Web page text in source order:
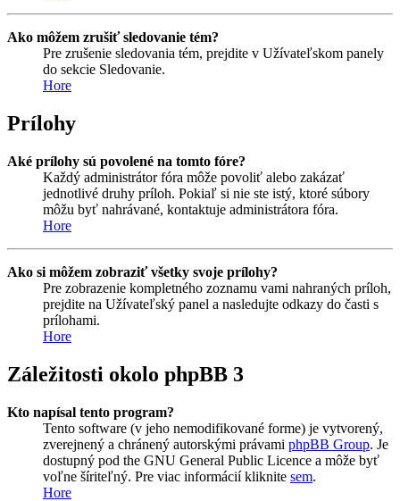
Ako môžem zrušiť sledovanie tém?
Pre zrušenie sledovania tém, prejdite v Užívateľskom panely
do sekcie Sledovanie.
Hore
Prílohy
Aké prílohy sú povolené na tomto fóre?
Každý administrátor fóra môže povoliť alebo zakázať
jednotlivé druhy príloh. Pokiaľ si nie ste istý, ktoré súbory
môžu byť nahrávané, kontaktuje administrátora fóra.
Hore
Ako si môžem zobraziť všetky svoje prílohy?
Pre zobrazenie kompletného zoznamu vami nahraných príloh,
prejdite na Užívateľský panel a nasledujte odkazy do časti s
prílohami.
Hore
Záležitosti okolo phpBB 3
Kto napísal tento program?
Tento software (v jeho nemodifikované forme) je vytvorený,
zverejnený a chránený autorskými právami phpBB Group. Je
dostupný pod the GNU General Public Licence a môže byť
voľne šíriteľný. Pre viac informácií kliknite sem.
Hore